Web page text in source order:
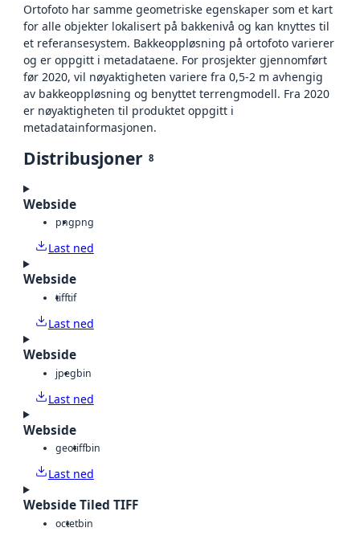
Ortofoto har samme geometriske egenskaper som et kart
for alle objekter lokalisert på bakkenivå og kan knyttes til
et referansesystem. Bakkeoppløsning på ortofoto varierer
og er oppgitt i metadataene. For prosjekter gjennomført
før 2020, vil nøyaktigheten variere fra 0,5-2 m avhengig
av bakkeoppløsning og benyttet terrengmodell. Fra 2020
er nøyaktigheten til produktet oppgitt i
metadatainformasjonen.
Distribusjoner 8
Webside
pngpng
Last ned
Webside
tifftif
Last ned
Webside
jpegbin
Last ned
Webside
geotiffbin
Last ned
Webside Tiled TIFF
octetbin